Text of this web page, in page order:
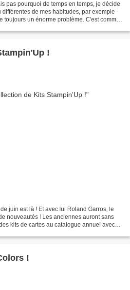
pas pourquoi de temps en temps, je décide
de mes habitudes, par exemple -
toujours un énorme problème. C'est comme
!
juin est là ! Et avec lui Roland Garros, le
nouveautés ! Les anciennes auront sans
kits de cartes au catalogue annuel avec
!